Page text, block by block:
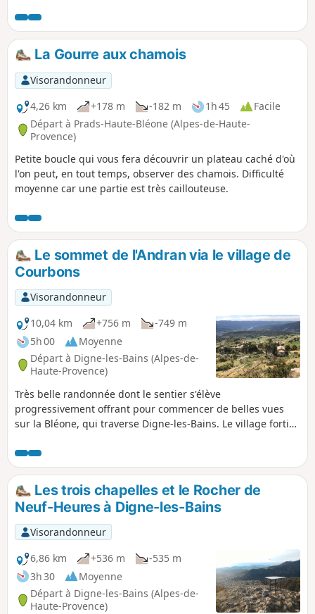
La Gourre aux chamois
Visorandonneur
4,26 km
+178 m -182 m 1h 45
Facile
Départ à Prads-Haute-Bléone (Alpes-de-Haute-
Provence)
Petite boucle qui vous fera découvrir un plateau caché d'où
l'on peut, en tout temps, observer des chamois. Difficulté
moyenne car une partie est très caillouteuse.
Le sommet de l'Andran via le village de
Courbons
Visorandonneur
10,04 km
+756 m
-749 m
5h 00
Moyenne
Départ à Digne-les-Bains (Alpes-de-
Haute-Provence)
Très belle randonnée dont le sentier s'élève
progressivement offrant pour commencer de belles vues
sur la Bléone, qui traverse Digne-les-Bains. Le village fortifié
Une pause au sommet de l'Andran (alt. 1218 m) est
impérative car elle permet de profiter d'un 360°
exceptionnel.
Les trois chapelles et le Rocher de
Neuf-Heures à Digne-les-Bains
Visorandonneur
6,86 km
+536 m
-535 m
3h 30
Moyenne
Départ à Digne-les-Bains (Alpes-de-
Haute-Provence)